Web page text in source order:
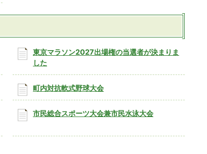
東京マラソン2027出場権の当選者が決まりま
した
町内対抗軟式野球大会
市民総合スポーツ大会兼市民水泳大会